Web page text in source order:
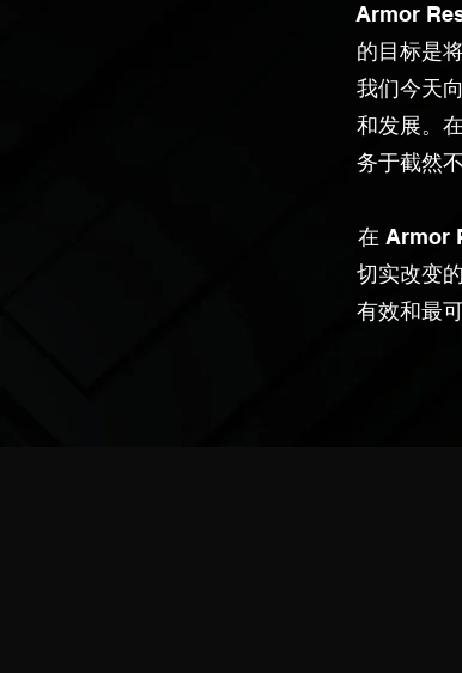
Armor
的目标是
我们今天
和发展。
务于截然
在 Armor
切实改变
有效和最